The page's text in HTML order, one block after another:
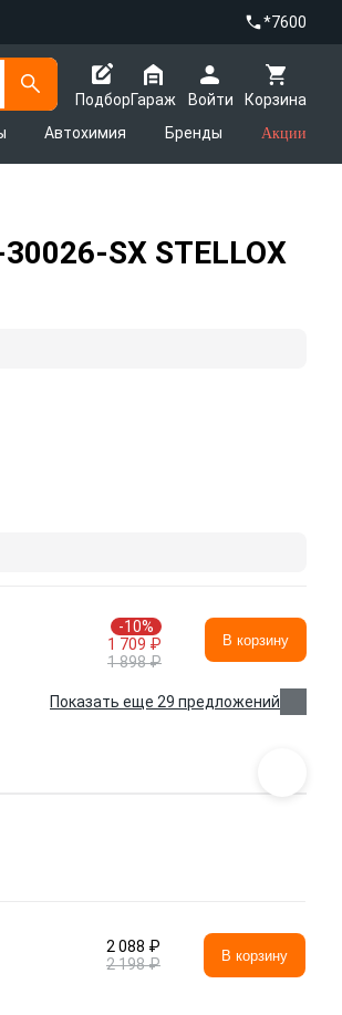
*7600
Подбор
Корзина
Гараж
Войти
Автохимия Бренды Акции
SX STELLOX
-10%
1 709 ₽
1 898 ₽
В корзину
Показать еще 29 предложений
2 088 ₽
2 198 ₽
В корзину